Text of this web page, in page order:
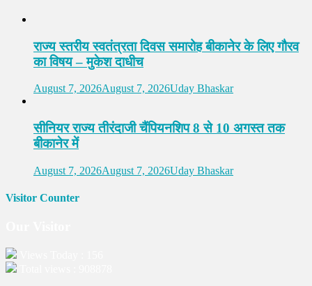
राज्य स्तरीय स्वतंत्रता दिवस समारोह बीकानेर के लिए गौरव
का विषय – मुकेश दाधीच
August 7, 2026August 7, 2026Uday Bhaskar
सीनियर राज्य तीरंदाजी चैंपियनशिप 8 से 10 अगस्त तक
बीकानेर में
August 7, 2026August 7, 2026Uday Bhaskar
Visitor Counter